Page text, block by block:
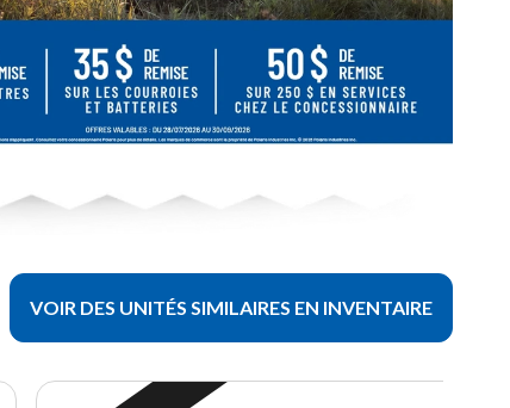
VOIR DES UNITÉS SIMILAIRES EN INVENTAIRE